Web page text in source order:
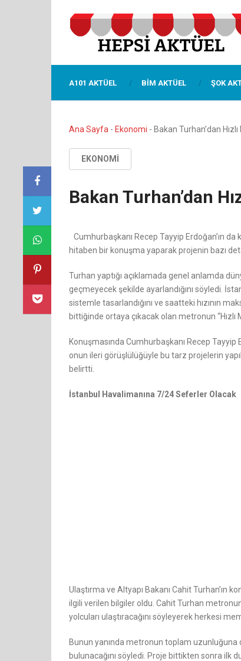
A101 AKTÜEL BIM AKTÜEL ŞOK
Ana Sayfa - Ekonomi - Bakan Turhan’dan
EKONOMI
Bakan Turhan’dan
Cumhurbaşkanı Recep Tayyip Erdoğan’ın da
hitaben bir konuşma yaparak projenin bazı
Turhan yaptığı açıklamada genel anlamda
geçmeyecek şekilde ayarlandığını söyledi.
sistemle tasarlandığını ve saatteki hızının
bittiğinde ortaya çıkacak olan metronun
Konuşmasında Cumhurbaşkanı Recep
onun ileri görüşlülüğüyle bu tarz projelerin
belirtti.
İstanbul Havalimanına 7/24 Seferler Olacak
Ulaştırma ve Altyapı Bakanı Cahit Turhan’ın
ilgili verilen bilgiler oldu. Cahit Turhan
yolcuları ulaştıracağını söyleyerek herkesi
Bunun yanında metronun toplam
bulunacağını söyledi. Proje bittikten sonra ilk